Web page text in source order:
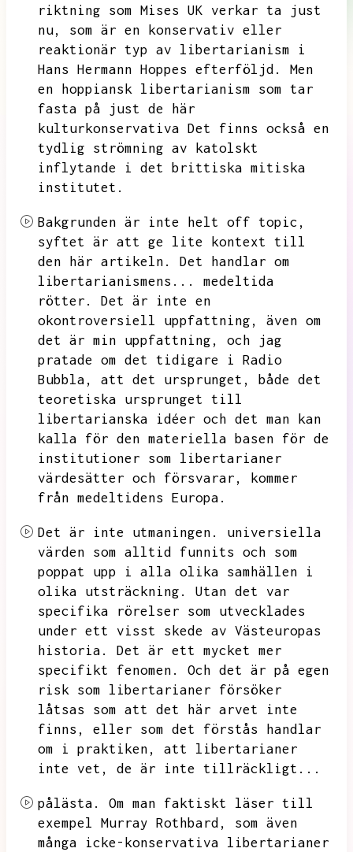
riktning som Mises UK verkar ta just
nu,
som är en konservativ eller
reaktionär typ av libertarianism i
Hans Hermann Hoppes efterföljd.
Men
en hoppiansk libertarianism som tar
fasta på just de här
kulturkonservativa Det finns också en
tydlig strömning av katolskt
inflytande i det brittiska mitiska
institutet.
Bakgrunden är inte helt off topic,
syftet är att ge lite kontext till
den här artikeln.
Det handlar om
libertarianismens...
medeltida
rötter.
Det är inte en
okontroversiell uppfattning,
även om
det är min uppfattning,
och jag
pratade om det tidigare i Radio
Bubbla,
att det ursprunget,
både det
teoretiska ursprunget till
libertarianska idéer och det man kan
kalla för den materiella basen för de
institutioner som libertarianer
värdesätter och försvarar,
kommer
från medeltidens Europa.
Det är inte utmaningen.
universiella
värden som alltid funnits och som
poppat upp i alla olika samhällen i
olika utsträckning.
Utan det var
specifika rörelser som utvecklades
under ett visst skede av Västeuropas
historia.
Det är ett mycket mer
specifikt fenomen.
Och det är på egen
risk som libertarianer försöker
låtsas som att det här arvet inte
finns,
eller som det förstås handlar
om i praktiken,
att libertarianer
inte vet,
de är inte tillräckligt...
pålästa.
Om man faktiskt läser till
exempel Murray Rothbard,
som även
många icke-konservativa libertarianer